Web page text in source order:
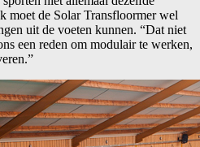
moet de Solar Transfloormer wel
uit de voeten kunnen. “Dat niet
een reden om modulair te werken,